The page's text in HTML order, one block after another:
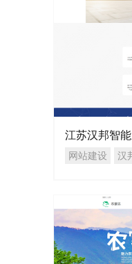
江苏汉邦智
网站建设 汉